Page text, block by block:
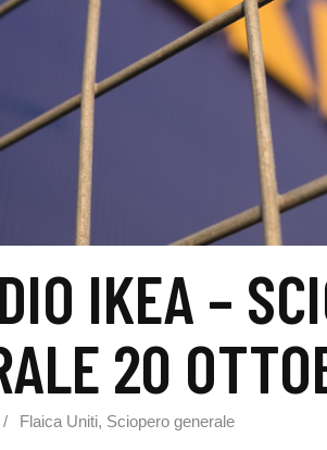
IKEA –
20
Flaica Uniti, Sciopero generale